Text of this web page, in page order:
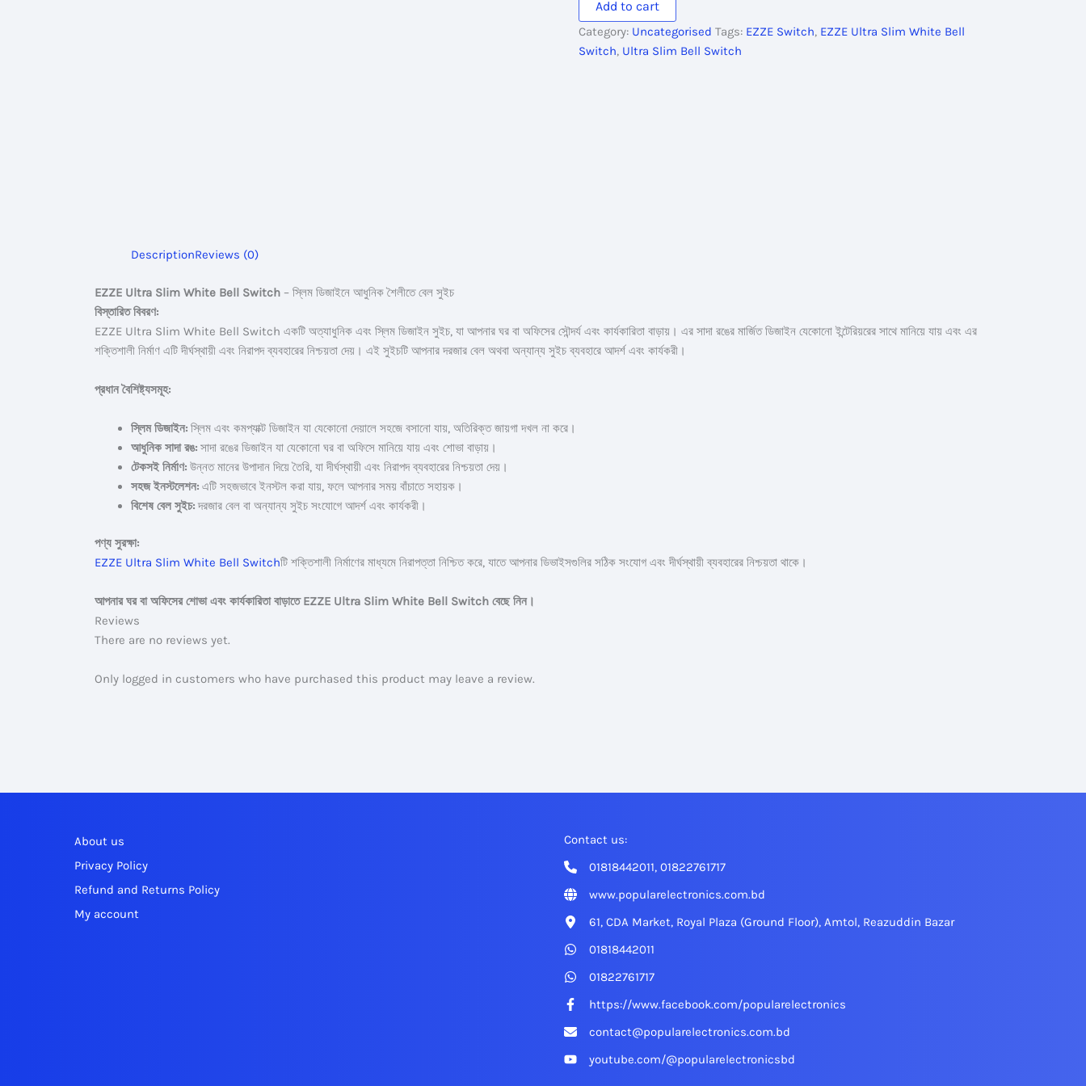
White
Bell
Switch
Add to cart
Category: Uncategorised Tags: EZZE Switch, EZZE Ultra Slim White Bell
Switch, Ultra Slim Bell Switch
DescriptionReviews (0)
EZZE Ultra Slim White Bell Switch – স্লিম ডিজাইনে আধুনিক শৈলীতে বেল সুইচ
বিস্তারিত বিবরণ:
EZZE Ultra Slim White Bell Switch একটি অত্যাধুনিক এবং স্লিম ডিজাইন সুইচ, যা আপনার ঘর বা অফিসের সৌন্দর্য এবং কার্যকারিতা বাড়ায়। এর সাদা রঙের মার্জিত ডিজাইন যেকোনো ইন্টেরিয়রের সাথে মানিয়ে যায় এবং এর
শক্তিশালী নির্মাণ এটি দীর্ঘস্থায়ী এবং নিরাপদ ব্যবহারের নিশ্চয়তা দেয়। এই সুইচটি আপনার দরজার বেল অথবা অন্যান্য সুইচ ব্যবহারে আদর্শ এবং কার্যকরী।
প্রধান বৈশিষ্ট্যসমূহ:
স্লিম ডিজাইন: স্লিম এবং কমপ্যাক্ট ডিজাইন যা যেকোনো দেয়ালে সহজে বসানো যায়, অতিরিক্ত জায়গা দখল না করে।
আধুনিক সাদা রঙ: সাদা রঙের ডিজাইন যা যেকোনো ঘর বা অফিসে মানিয়ে যায় এবং শোভা বাড়ায়।
টেকসই নির্মাণ: উন্নত মানের উপাদান দিয়ে তৈরি, যা দীর্ঘস্থায়ী এবং নিরাপদ ব্যবহারের নিশ্চয়তা দেয়।
সহজ ইনস্টলেশন: এটি সহজভাবে ইনস্টল করা যায়, ফলে আপনার সময় বাঁচাতে সহায়ক।
বিশেষ বেল সুইচ: দরজার বেল বা অন্যান্য সুইচ সংযোগে আদর্শ এবং কার্যকরী।
পণ্য সুরক্ষা:
EZZE Ultra Slim White Bell Switchটি শক্তিশালী নির্মাণের মাধ্যমে নিরাপত্তা নিশ্চিত করে, যাতে আপনার ডিভাইসগুলির সঠিক সংযোগ এবং দীর্ঘস্থায়ী ব্যবহারের নিশ্চয়তা থাকে।
আপনার ঘর বা অফিসের শোভা এবং কার্যকারিতা বাড়াতে EZZE Ultra Slim White Bell Switch বেছে নিন।
Reviews
There are no reviews yet.
Only logged in customers who have purchased this product may leave a review.
About us
Privacy Policy
Refund and Returns Policy
My account
Contact us:
01818442011, 01822761717
www.popularelectronics.com.bd
61, CDA Market, Royal Plaza (Ground Floor), Amtol, Reazuddin Bazar
01818442011
01822761717
https://www.facebook.com/popularelectronics
contact@popularelectronics.com.bd
youtube.com/@popularelectronicsbd